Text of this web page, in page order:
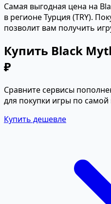
Самая выгодная цена на
в регионе Турция (TRY).
позволит вам получить
Купить Black
₽
Сравните сервисы
для покупки игры по самой
Купить дешевле